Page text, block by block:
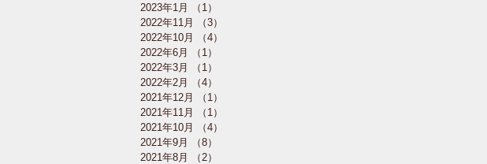
2023年1月
（1）
2022年11月
（3）
2022年10月
（4）
2022年6月
（1）
2022年3月
（1）
2022年2月
（4）
2021年12月
（1）
2021年11月
（1）
2021年10月
（4）
2021年9月
（8）
2021年8月
（2）